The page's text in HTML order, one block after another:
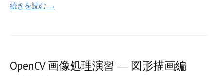
続きを読む →
OpenCV 画像処理演習 ― 図形描画編